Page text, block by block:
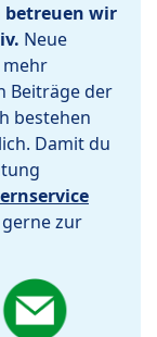
betreuen wir
Neue
Beiträge der
bestehen
Damit du
zur